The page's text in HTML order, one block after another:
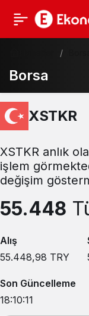
Borsa
XSTKR
XSTKR anlık
işlem
değişim
55.448
Alış
55.448,98 TRY
Son Güncelleme
18:10:11